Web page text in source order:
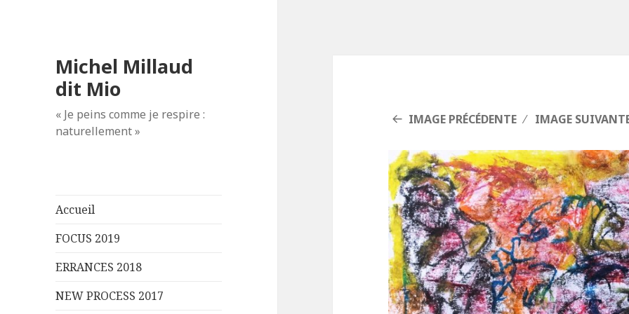
Michel Millaud
dit Mio
« Je peins comme je respire :
naturellement »
Accueil
FOCUS 2019
ERRANCES 2018
NEW PROCESS 2017
IMAGE PRÉCÉDENTE IMAGE